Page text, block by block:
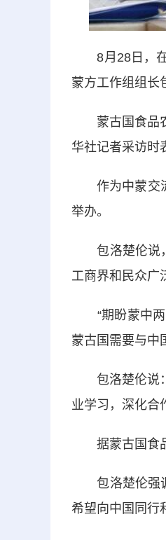
8月28日，在
蒙方工作组组长
蒙古国食品农
华社记者采访时
作为中蒙交流
举办。
包洛楚伦说，
工商界和民众广
“期盼蒙中两
蒙古国需要与中
包洛楚伦说：
业学习，深化合
据蒙古国食品
包洛楚伦强调
希望向中国同行